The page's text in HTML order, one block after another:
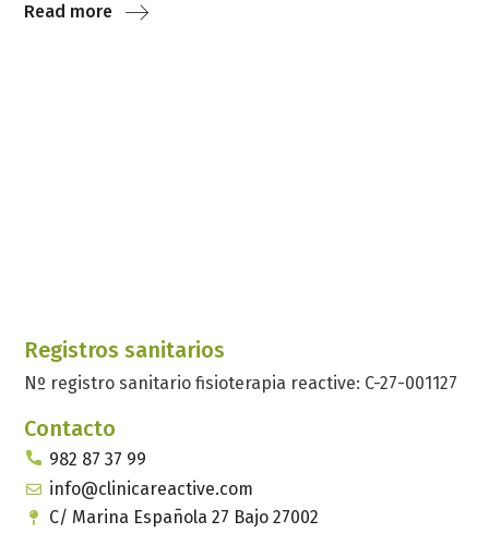
Read more
Registros sanitarios
Nº registro sanitario fisioterapia reactive: C-27-001127
Contacto
982 87 37 99
info@clinicareactive.com
C/ Marina Española 27 Bajo 27002